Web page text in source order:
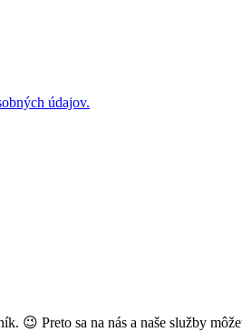
údajov.
😉 Preto sa na nás a naše služby